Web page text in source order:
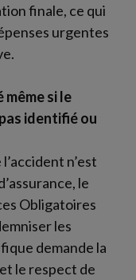
finale, ce qui
urgentes
même si le
identifié ou
n’est
le
Obligatoires
les
demande la
le respect de